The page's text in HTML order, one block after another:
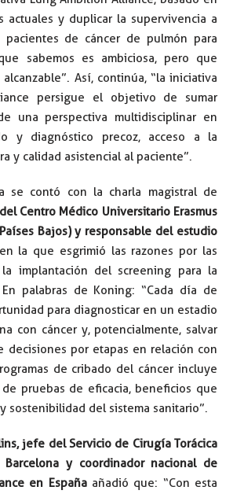
actuales y duplicar la supervivencia a
de cáncer de pulmón para
sabemos es ambiciosa, pero que
Así, continúa, “la iniciativa
persigue el objetivo de sumar
una perspectiva multidisciplinar en
y diagnóstico precoz, acceso a la
y calidad asistencial al paciente”.
se contó con la charla magistral de
Centro Médico Universitario Erasmus
Bajos) y responsable del estudio
la que esgrimió las razones por las
implantación del screening para la
palabras de Koning: “Cada día de
para diagnosticar en un estadio
con cáncer y, potencialmente, salvar
decisiones por etapas en relación con
de cribado del cáncer incluye
pruebas de eficacia, beneficios que
sostenibilidad del sistema sanitario”.
jefe del Servicio de Cirugía Torácica
y coordinador nacional de
en Españaañadió que: “Con esta